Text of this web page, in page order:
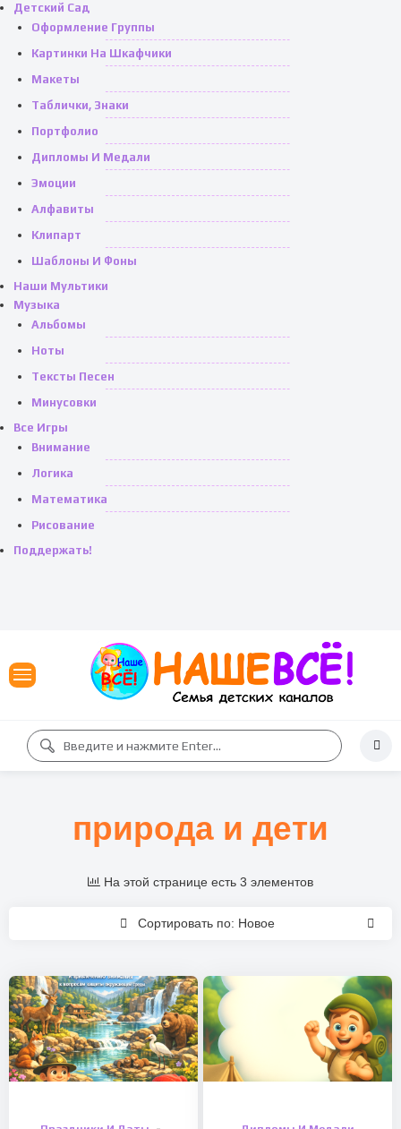
Детский Сад
Оформление Группы
Картинки На Шкафчики
Макеты
Таблички, Знаки
Портфолио
Дипломы И Медали
Эмоции
Алфавиты
Клипарт
Шаблоны И Фоны
Наши Мультики
Музыка
Альбомы
Ноты
Тексты Песен
Минусовки
Все Игры
Внимание
Логика
Математика
Рисование
Поддержать!
природа и дети
Сортировать по: Новое
На этой странице есть 3 элементов